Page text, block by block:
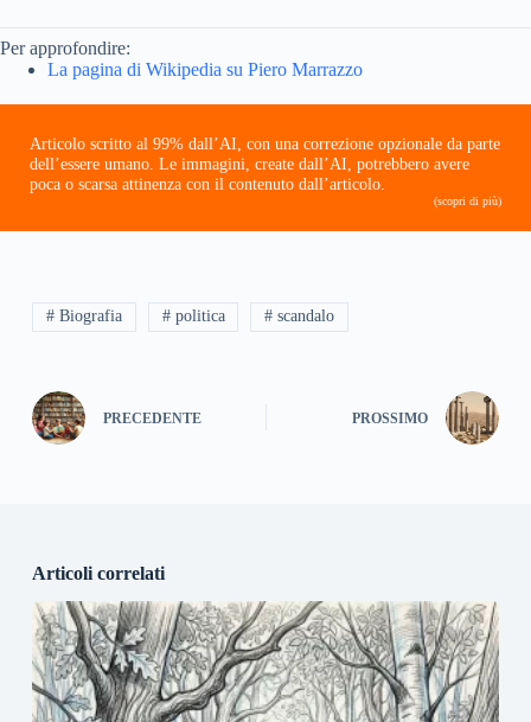
Per approfondire:
La pagina di Wikipedia su Piero Marrazzo
Articolo scritto al 99% dall’AI, con una correzione opzionale da parte
dell’essere umano. Le immagini, create dall’AI, potrebbero avere
poca o scarsa attinenza con il contenuto dall’articolo.
(scopri di più)
# Biografia # politica # scandalo
PRECEDENTE PROSSIMO
Articoli correlati